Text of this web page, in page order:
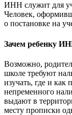
ИНН служит для
Человек,
о постановке на
Зачем ребенку
Возможно,
школе требуют
изучать, где и
непременного
выдают в
месту прописки